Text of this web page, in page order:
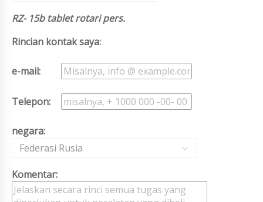
RZ- 15b tablet rotari pers.
Rincian kontak saya:
e-mail:
Telepon:
negara:
Federasi Rusia
Komentar: